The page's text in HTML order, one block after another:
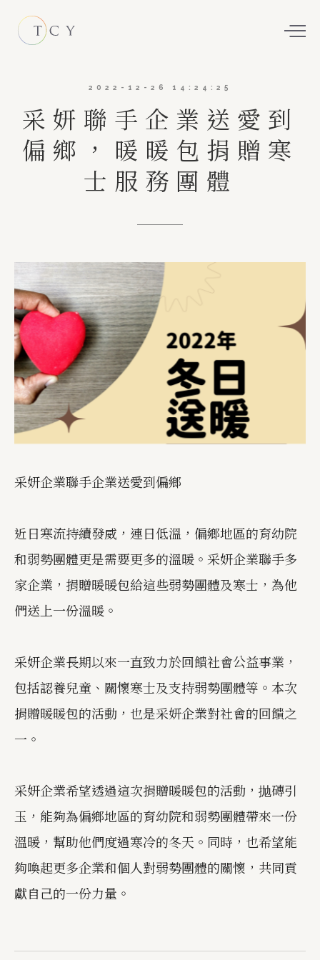
2022-12-26 14:24:25
采妍聯手企業送愛到
偏鄉，暖暖包捐贈寒
士服務團體
采妍企業聯手企業送愛到偏鄉
近日寒流持續發威，連日低溫，偏鄉地區的育幼院
和弱勢團體更是需要更多的溫暖。采妍企業聯手多
家企業，捐贈暖暖包給這些弱勢團體及寒士，為他
們送上一份溫暖。
采妍企業長期以來一直致力於回饋社會公益事業，
包括認養兒童、關懷寒士及支持弱勢團體等。本次
捐贈暖暖包的活動，也是采妍企業對社會的回饋之
一。
采妍企業希望透過這次捐贈暖暖包的活動，抛磚引
玉，能夠為偏鄉地區的育幼院和弱勢團體帶來一份
溫暖，幫助他們度過寒冷的冬天。同時，也希望能
夠喚起更多企業和個人對弱勢團體的關懷，共同貢
獻自己的一份力量。